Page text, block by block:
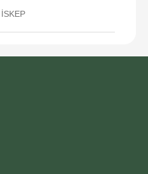
İSKEP